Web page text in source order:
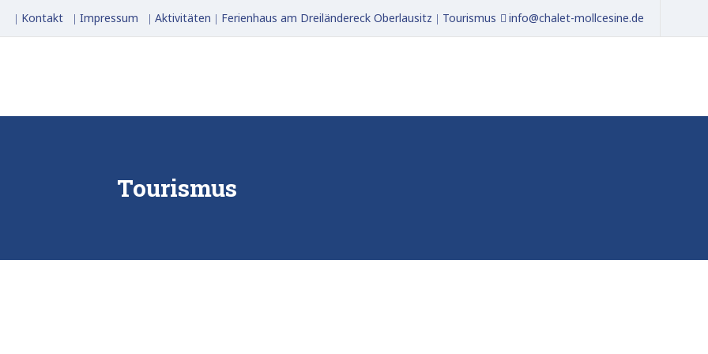
Kontakt Impressum Aktivitäten Ferienhaus am Dreiländereck Oberlausitz Tourismus info@chalet-mollcesine.de
Tourismus